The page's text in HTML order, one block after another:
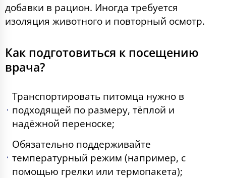
добавки в рацион. Иногда требуется
изоляция животного и повторный осмотр.
Как подготовиться к посещению
врача?
Транспортировать питомца нужно в
подходящей по размеру, тёплой и
надёжной переноске;
Обязательно поддерживайте
температурный режим (например, с
помощью грелки или термопакета);